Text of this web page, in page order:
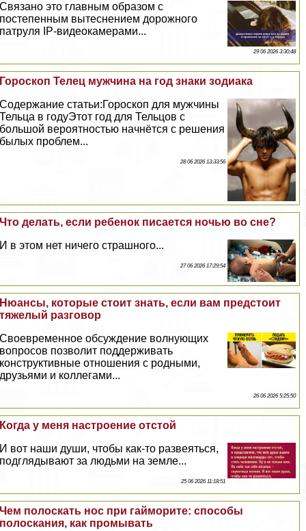
Связано это главным образом с
постепенным вытеснением дорожного
патруля IP-видеокамерами...
29 06 2026 3:30:48
Гороскоп Телец мужчина на год знаки зодиака
Содержание статьи:Гороскоп для мужчины
Тельца в годуЭтот год для Тельцов с
большой вероятностью начнётся с решения
былых проблем...
28 06 2026 13:33:56
Что делать, если ребенок писается ночью во сне?
И в этом нет ничего страшного...
27 06 2026 17:29:54
Нюансы, которые стоит знать, если вам предстоит
тяжелый разговор
Своевременное обсуждение волнующих
вопросов позволит поддерживать
конструктивные отношения с родными,
друзьями и коллегами...
26 06 2026 5:25:50
Когда у меня настроение отстой
И вот наши души, чтобы как-то развеяться,
подглядывают за людьми на земле...
25 06 2026 11:18:51
Чем полоскать нос при гайморите: способы
полоскания, как промывать